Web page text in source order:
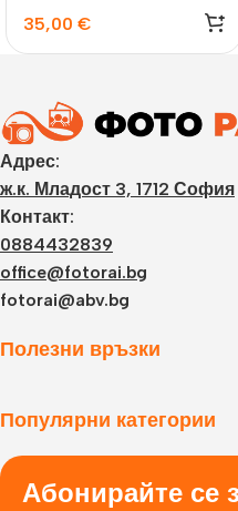
35,00 €
Адрес:
ж.к. Младост 3, 1712 София
Контакт:
0884432839
office@fotorai.bg
fotorai@abv.bg
Полезни връзки
Популярни категории
Абонирайте се